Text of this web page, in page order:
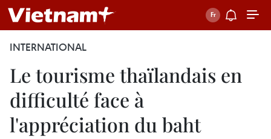
INTERNATIONAL
Le tourisme thaïlandais en
difficulté face à
l'appréciation du baht